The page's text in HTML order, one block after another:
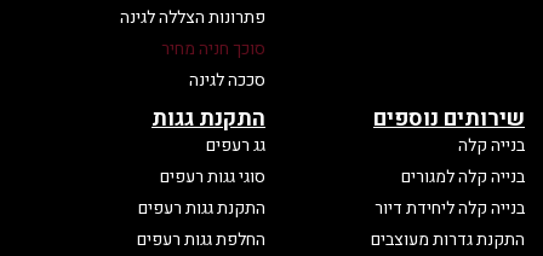
פתרונות הצללה לגינה
סוכך חניה מחיר
סככה לגינה
שירותים נוספים
בנייה קלה
בנייה קלה למגורים
בנייה קלה ליחידת דיור
התקנת גדרות מעוצבים
התקנת גגות
גג רעפים
סוגי גגות רעפים
התקנת גגות רעפים
החלפת גגות רעפים